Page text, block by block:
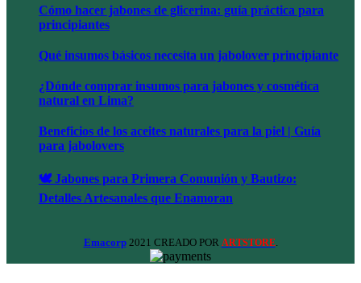
Cómo hacer jabones de glicerina: guía práctica para
principiantes
Qué insumos básicos necesita un jabolover principiante
¿Dónde comprar insumos para jabones y cosmética
natural en Lima?
Beneficios de los aceites naturales para la piel | Guía
para jabolovers
🕊️ Jabones para Primera Comunión y Bautizo:
Detalles Artesanales que Enamoran
Emacorp 2021 CREADO POR ARTSTORE.